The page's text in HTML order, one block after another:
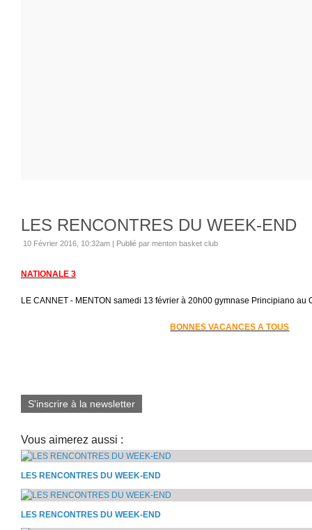
LES RENCONTRES DU WEEK-END
10 Février 2016, 10:32am | Publié par menton basket club
NATIONALE 3
LE CANNET - MENTON samedi 13 février à 20h00 gymnase Principiano au
BONNES VACANCES A TOUS
S'inscrire à la newsletter
Vous aimerez aussi :
LES RENCONTRES DU WEEK-END
LES RENCONTRES DU WEEK-END